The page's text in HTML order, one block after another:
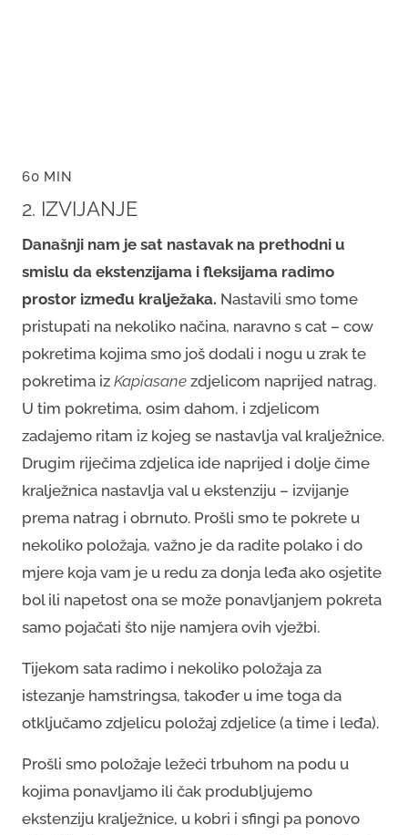
60 MIN
2. IZVIJANJE
Današnji nam je sat nastavak na prethodni u
smislu da ekstenzijama i fleksijama radimo
prostor između kralježaka. Nastavili smo tome
pristupati na nekoliko načina, naravno s cat – cow
pokretima kojima smo još dodali i nogu u zrak te
pokretima iz Kapiasane zdjelicom naprijed natrag.
U tim pokretima, osim dahom, i zdjelicom
zadajemo ritam iz kojeg se nastavlja val kralježnice.
Drugim riječima zdjelica ide naprijed i dolje čime
kralježnica nastavlja val u ekstenziju – izvijanje
prema natrag i obrnuto. Prošli smo te pokrete u
nekoliko položaja, važno je da radite polako i do
mjere koja vam je u redu za donja leđa ako osjetite
bol ili napetost ona se može ponavljanjem pokreta
samo pojačati što nije namjera ovih vježbi.
Tijekom sata radimo i nekoliko položaja za
istezanje hamstringsa, također u ime toga da
otključamo zdjelicu položaj zdjelice (a time i leđa).
Prošli smo položaje ležeći trbuhom na podu u
kojima ponavljamo ili čak produbljujemo
ekstenziju kralježnice, u kobri i sfingi pa ponovo